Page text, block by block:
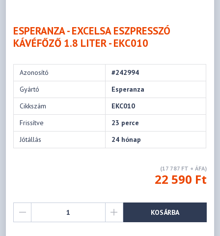
ESPERANZA - EXCELSA ESZPRESSZÓ
KÁVÉFŐZŐ 1.8 LITER - EKC010
Azonosító
#242994
Gyártó
Esperanza
Cikkszám
EKC010
Frissítve
23 perce
Jótállás
24 hónap
(17 787 FT + ÁFA)
22 590 Ft
KOSÁRBA